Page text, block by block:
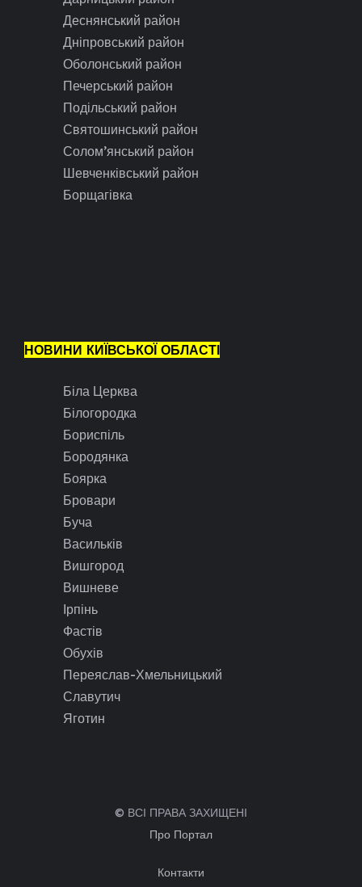
Деснянський район
Дніпровський район
Оболонський район
Печерський район
Подільський район
Святошинський район
Солом’янський район
Шевченківський район
Борщагівка
НОВИНИ КИЇВСЬКОЇ ОБЛАСТІ
Біла Церква
Білогородка
Бориспіль
Бородянка
Боярка
Бровари
Буча
Васильків
Вишгород
Вишневе
Ірпінь
Фастів
Обухів
Переяслав-Хмельницький
Славутич
Яготин
© ВСІ ПРАВА ЗАХИЩЕНІ
Про Портал
Контакти